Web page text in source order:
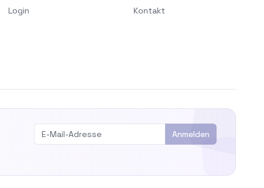
Login
Kontakt
Anmelden